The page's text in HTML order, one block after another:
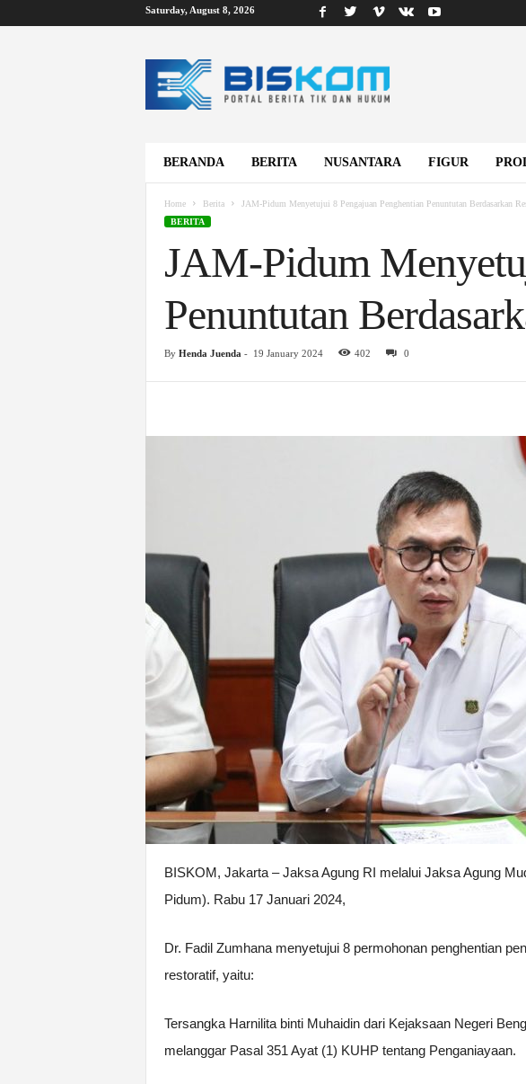
Saturday, August 8, 2026
i
BERANDA
BERITA NUSANTARA FIGUR
Home Berita
JAM-Pidum Menyetujui 8 Pengajuan Penghentian Penuntutan Berdasarkan
BERITA
JAM-Pidum
Penuntutan
By Henda Juenda - 19 January 2024 402 0
BISKOM, Jakarta – Jaksa Agung RI melalui Jaksa Agung
Pidum). Rabu 17 Januari 2024,
Dr. Fadil Zumhana menyetujui 8 permohonan penghentian
restoratif, yaitu:
Tersangka Harnilita binti Muhaidin dari Kejaksaan Negeri
melanggar Pasal 351 Ayat (1) KUHP tentang Penganiayaan.